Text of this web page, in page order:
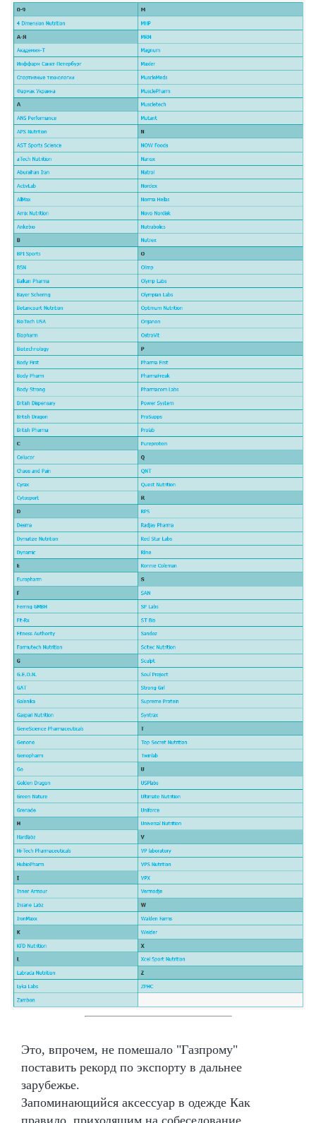
Это, впрочем, не помешало "Газпрому"
поставить рекорд по экспорту в дальнее
зарубежье.
Запоминающийся аксессуар в одежде Как
правило, приходящим на собеседование